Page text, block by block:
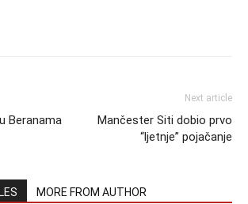
Beranama
Next article
Mančester Siti dobio prvo
“ljetnje” pojačanje
MORE FROM AUTHOR